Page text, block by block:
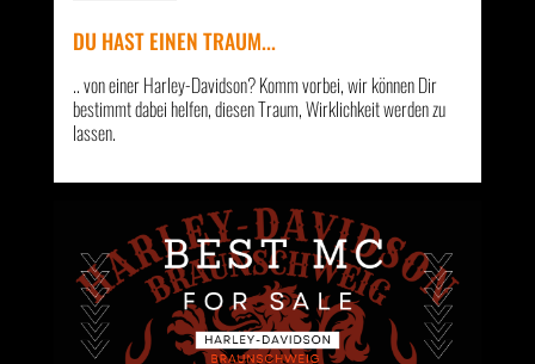
DU HAST EINEN TRAUM...
.. von einer Harley-Davidson? Komm vorbei, wir können Dir
bestimmt dabei helfen, diesen Traum, Wirklichkeit werden zu
lassen.